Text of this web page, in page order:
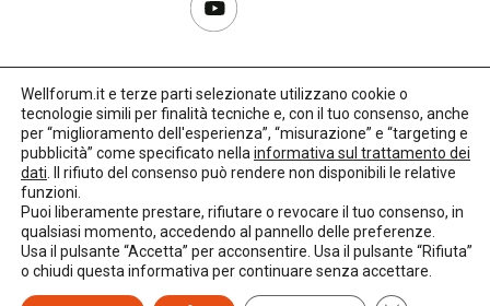
Copyright 2017–2026
Privacy Policy
Credits: LO Studio
Wellforum.it e terze parti selezionate utilizzano cookie o
tecnologie simili per finalità tecniche e, con il tuo consenso, anche
per “miglioramento dell'esperienza”, “misurazione” e “targeting e
pubblicità” come specificato nella informativa sul trattamento dei
dati . Il rifiuto del consenso può rendere non disponibili le relative
funzioni.
Puoi liberamente prestare, rifiutare o revocare il tuo consenso, in
qualsiasi momento, accedendo al pannello delle preferenze.
Usa il pulsante “Accetta” per acconsentire. Usa il pulsante “Rifiuta”
o chiudi questa informativa per continuare senza accettare.